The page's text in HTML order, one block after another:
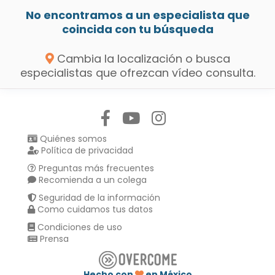
No encontramos a un especialista que
coincida con tu búsqueda
Cambia la localización o busca
especialistas que ofrezcan vídeo consulta.
Quiénes somos
Política de privacidad
Preguntas más frecuentes
Recomienda a un colega
Seguridad de la información
Como cuidamos tus datos
Condiciones de uso
Prensa